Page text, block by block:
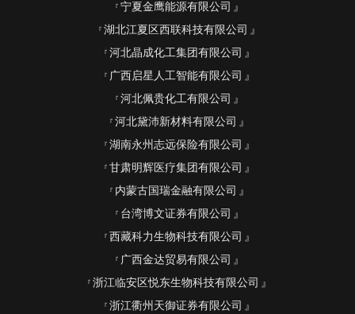
宁夏金鹰能源有限公司
湖北江夏区西联科技有限公司
河北晶成化工集团有限公司
广西启星人工智能有限公司
河北佩贵化工有限公司
河北黛沛新材料有限公司
湖南永州志远保险有限公司
甘肃明辉医疗集团有限公司
内蒙古国瑞金融有限公司
台湾博文证券有限公司
西藏科力生物科技有限公司
广西金达贸易有限公司
浙江临安区悦东生物科技有限公司
浙江衢州天御证券有限公司